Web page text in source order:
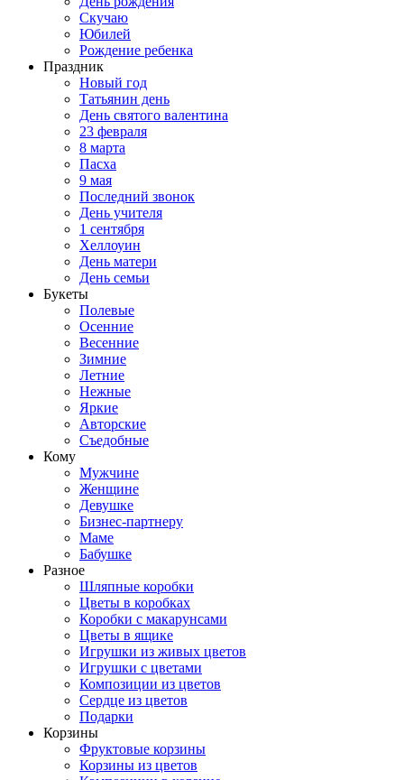
Скучаю
Юбилей
Рождение ребенка
Праздник
Новый год
Татьянин день
День святого валентина
23 февраля
8 марта
Пасха
9 мая
Последний звонок
День учителя
1 сентября
Хеллоуин
День матери
День семьи
Букеты
Полевые
Осенние
Весенние
Зимние
Летние
Нежные
Яркие
Авторские
Съедобные
Кому
Мужчине
Женщине
Девушке
Бизнес-партнеру
Маме
Бабушке
Разное
Шляпные коробки
Цветы в коробках
Коробки с макарунсами
Цветы в ящике
Игрушки из живых цветов
Игрушки с цветами
Композиции из цветов
Сердце из цветов
Подарки
Корзины
Фруктовые корзины
Корзины из цветов